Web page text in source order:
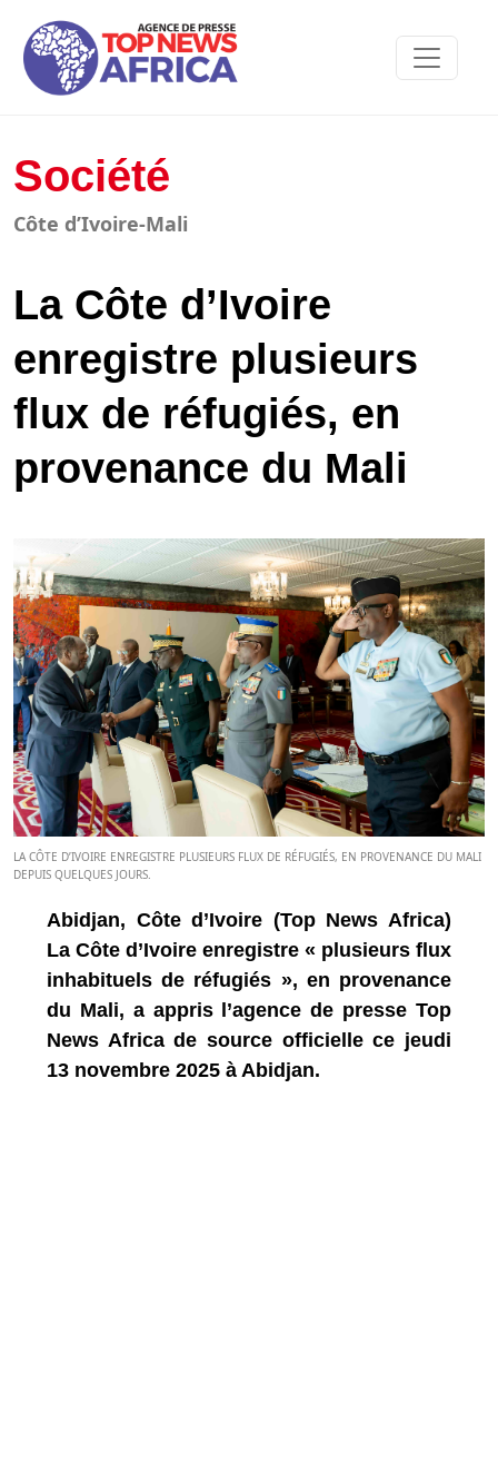
Société
Côte d’Ivoire-Mali
La Côte d’Ivoire
enregistre plusieurs
flux de réfugiés, en
provenance du Mali
LA CÔTE D’IVOIRE ENREGISTRE PLUSIEURS FLUX DE RÉFUGIÉS, EN PROVENANCE DU MALI
DEPUIS QUELQUES JOURS.
Abidjan, Côte d’Ivoire (Top News Africa)
La Côte d’Ivoire enregistre « plusieurs flux
inhabituels de réfugiés », en provenance
du Mali, a appris l’agence de presse Top
News Africa de source officielle ce jeudi
13 novembre 2025 à Abidjan.